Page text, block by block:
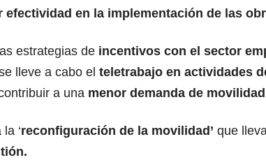
efectividad en la implementación de las
estrategias de incentivos con el sector
lleve a cabo el teletrabajo en actividades
a una menor demanda de
‘reconfiguración de la movilidad’ que